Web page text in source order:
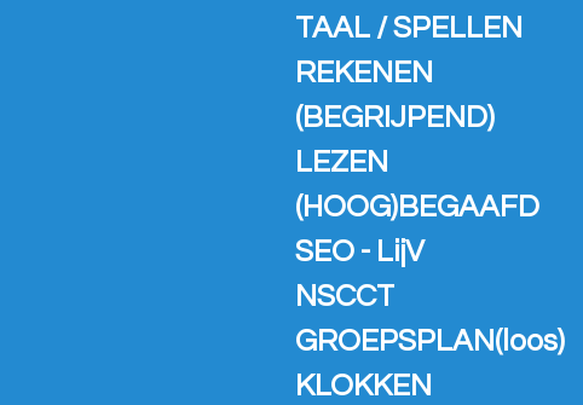
TAAL / SPELLEN
REKENEN
(BEGRIJPEND)
LEZEN
(HOOG)BEGAAFD
SEO - LijV
NSCCT
GROEPSPLAN(loos)
KLOKKEN